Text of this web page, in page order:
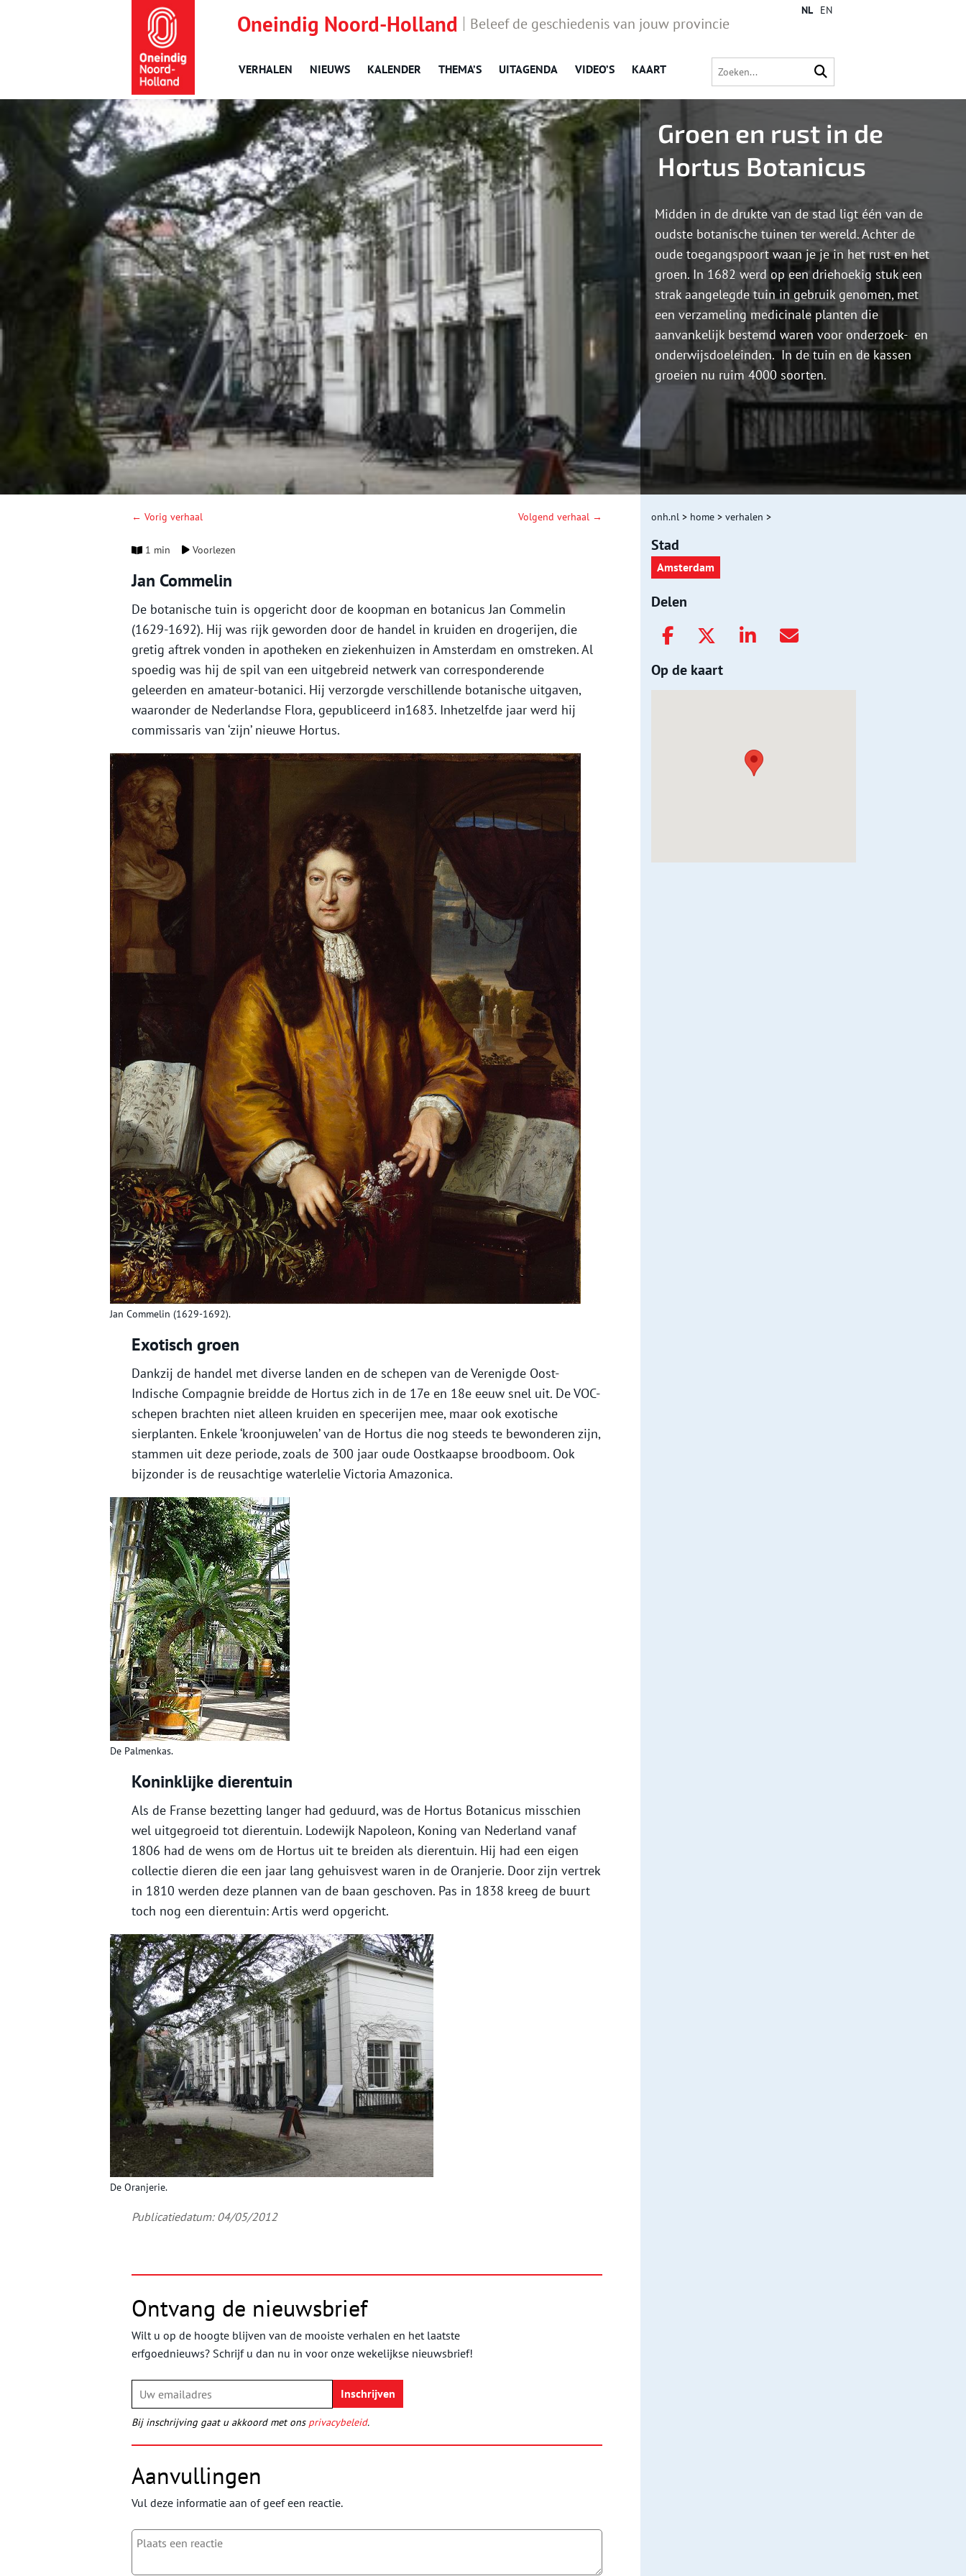
Oneindig Noord-Holland Beleef de geschiedenis van jouw provincie
VERHALEN NIEUWS KALENDER THEMA’S UITAGENDA VIDEO’S KAART
NL EN
Groen en rust in de
Hortus Botanicus
Midden in de drukte van de stad ligt één van de
oudste botanische tuinen ter wereld. Achter de
oude toegangspoort waan je je in het rust en het
groen. In 1682 werd op een driehoekig stuk een
strak aangelegde tuin in gebruik genomen, met
een verzameling medicinale planten die
aanvankelijk bestemd waren voor onderzoek- en
onderwijsdoeleinden. In de tuin en de kassen
groeien nu ruim 4000 soorten.
← Vorig verhaal Volgend verhaal →
1 min Voorlezen
Jan Commelin
De botanische tuin is opgericht door de koopman en botanicus Jan Commelin
(1629-1692). Hij was rijk geworden door de handel in kruiden en drogerijen, die
gretig aftrek vonden in apotheken en ziekenhuizen in Amsterdam en omstreken. Al
spoedig was hij de spil van een uitgebreid netwerk van corresponderende
geleerden en amateur-botanici. Hij verzorgde verschillende botanische uitgaven,
waaronder de Nederlandse Flora, gepubliceerd in1683. Inhetzelfde jaar werd hij
commissaris van ‘zijn’ nieuwe Hortus.
Jan Commelin (1629-1692).
Exotisch groen
Dankzij de handel met diverse landen en de schepen van de Verenigde Oost-
Indische Compagnie breidde de Hortus zich in de 17e en 18e eeuw snel uit. De VOC-
schepen brachten niet alleen kruiden en specerijen mee, maar ook exotische
sierplanten. Enkele ‘kroonjuwelen’ van de Hortus die nog steeds te bewonderen zijn,
stammen uit deze periode, zoals de 300 jaar oude Oostkaapse broodboom. Ook
bijzonder is de reusachtige waterlelie Victoria Amazonica.
De Palmenkas.
Koninklijke dierentuin
Als de Franse bezetting langer had geduurd, was de Hortus Botanicus misschien
wel uitgegroeid tot dierentuin. Lodewijk Napoleon, Koning van Nederland vanaf
1806 had de wens om de Hortus uit te breiden als dierentuin. Hij had een eigen
collectie dieren die een jaar lang gehuisvest waren in de Oranjerie. Door zijn vertrek
in 1810 werden deze plannen van de baan geschoven. Pas in 1838 kreeg de buurt
toch nog een dierentuin: Artis werd opgericht.
De Oranjerie.
Publicatiedatum: 04/05/2012
Ontvang de nieuwsbrief
Wilt u op de hoogte blijven van de mooiste verhalen en het laatste
erfgoednieuws? Schrijf u dan nu in voor onze wekelijkse nieuwsbrief!
Bij inschrijving gaat u akkoord met ons privacybeleid.
Aanvullingen
Vul deze informatie aan of geef een reactie.
onh.nl > home > verhalen >
Stad
Amsterdam
Delen
Op de kaart